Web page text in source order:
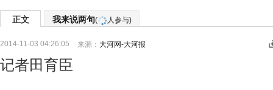
正文 我来说两句( 人参与)
2014-11-03 04:26:05 来源： 大河网-大河报
记者田育臣